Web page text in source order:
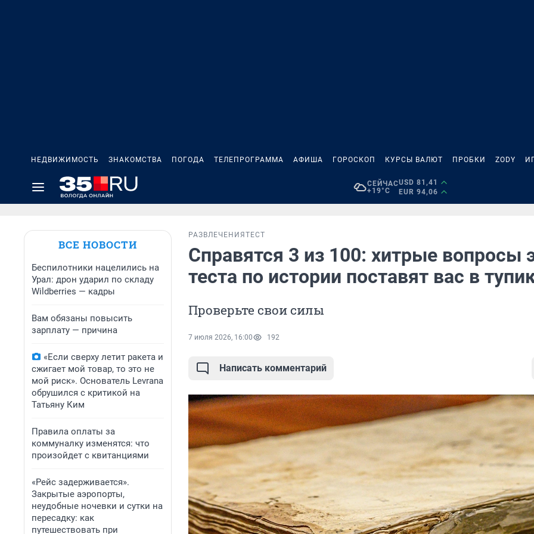
НЕДВИЖИМОСТЬ ЗНАКОМСТВА ПОГОДА ТЕЛЕПРОГРАММА АФИША ГОРОСКОП КУРСЫ ВАЛЮТ ПРОБКИ ZODY
СЕЙЧАС
+19°C
USD 81,41
EUR 94,06
ВСЕ НОВОСТИ
Беспилотники нацелились на
Урал: дрон ударил по складу
Wildberries — кадры
Вам обязаны повысить
зарплату — причина
«Если сверху летит ракета и
сжигает мой товар, то это не
мой риск». Основатель Levrana
обрушился с критикой на
Татьяну Ким
Правила оплаты за
коммуналку изменятся: что
произойдет с квитанциями
«Рейс задерживается».
Закрытые аэропорты,
неудобные ночевки и сутки на
пересадку: как
путешествовать при
РАЗВЛЕЧЕНИЯ ТЕСТ
Справятся 3 из 100: хитрые вопросы
теста по истории поставят вас в
Проверьте свои силы
7 июля 2026, 16:00 192
Написать комментарий